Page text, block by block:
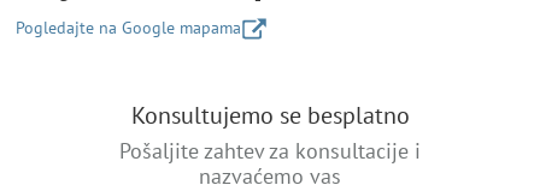
Pogledajte na Google mapama
Konsultujemo se besplatno
Pošaljite zahtev za konsultacije i
nazvaćemo vas